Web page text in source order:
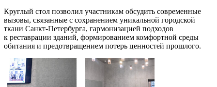
Круглый стол позволил участникам обсудить современные
вызовы, связанные с сохранением уникальной городской
ткани Санкт-Петербурга, гармонизацией подходов
к реставрации зданий, формированием комфортной среды
обитания и предотвращением потерь ценностей прошлого.